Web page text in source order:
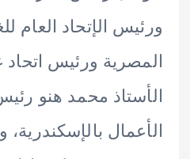
الإتحاد العام للغرف
ورئيس اتحاد غرف
محمد هنو رئيس
بالإسكندرية،